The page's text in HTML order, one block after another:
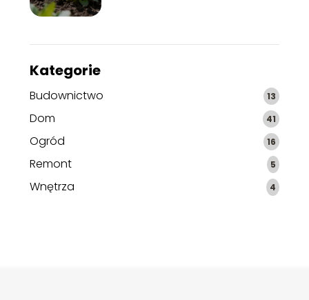
Kategorie
Budownictwo 13
Dom 41
Ogród 16
Remont 5
Wnętrza 4